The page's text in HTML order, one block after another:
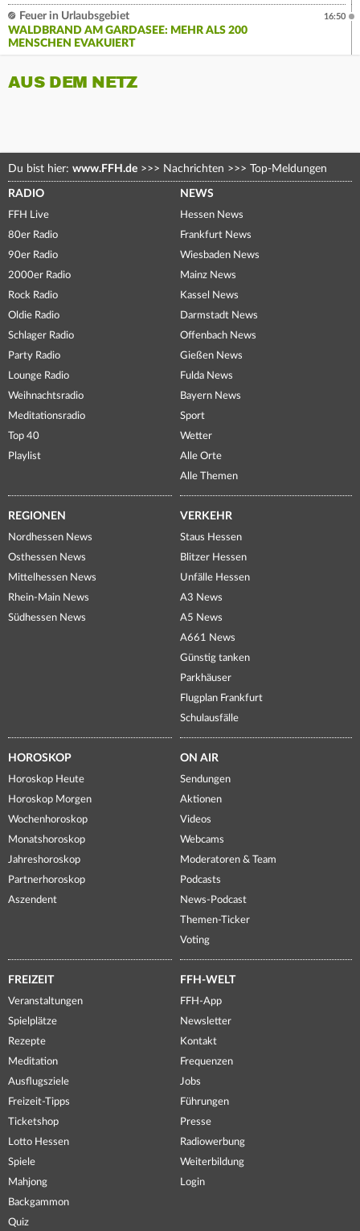
Feuer in Urlaubsgebiet
WALDBRAND AM GARDASEE: MEHR ALS 200
MENSCHEN EVAKUIERT
16:50
AUS DEM NETZ
Du bist hier: www.FFH.de >>> Nachrichten >>> Top-Meldungen
RADIO
FFH Live
80er Radio
90er Radio
2000er Radio
Rock Radio
Oldie Radio
Schlager Radio
Party Radio
Lounge Radio
Weihnachtsradio
Meditationsradio
Top 40
Playlist
NEWS
Hessen News
Frankfurt News
Wiesbaden News
Mainz News
Kassel News
Darmstadt News
Offenbach News
Gießen News
Fulda News
Bayern News
Sport
Wetter
Alle Orte
Alle Themen
REGIONEN
Nordhessen News
Osthessen News
Mittelhessen News
Rhein-Main News
Südhessen News
VERKEHR
Staus Hessen
Blitzer Hessen
Unfälle Hessen
A3 News
A5 News
A661 News
Günstig tanken
Parkhäuser
Flugplan Frankfurt
Schulausfälle
HOROSKOP
Horoskop Heute
Horoskop Morgen
Wochenhoroskop
Monatshoroskop
Jahreshoroskop
Partnerhoroskop
Aszendent
ON AIR
Sendungen
Aktionen
Videos
Webcams
Moderatoren & Team
Podcasts
News-Podcast
Themen-Ticker
Voting
FREIZEIT
Veranstaltungen
Spielplätze
Rezepte
Meditation
Ausflugsziele
Freizeit-Tipps
Ticketshop
Lotto Hessen
Spiele
Mahjong
Backgammon
Quiz
FFH-WELT
FFH-App
Newsletter
Kontakt
Frequenzen
Jobs
Führungen
Presse
Radiowerbung
Weiterbildung
Login